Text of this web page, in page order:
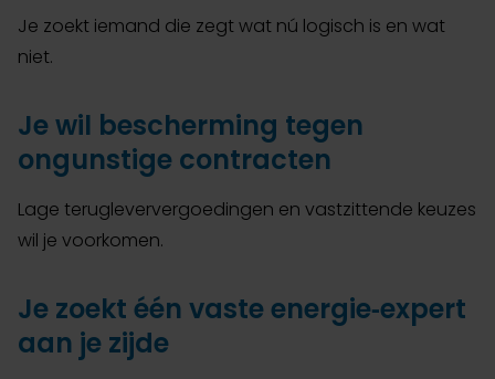
Je zoekt iemand die zegt wat nú logisch is en wat
niet.
Je wil bescherming tegen
ongunstige contracten
Lage terugleververgoedingen en vastzittende keuzes
wil je voorkomen.
Je zoekt één vaste energie‑expert
aan je zijde